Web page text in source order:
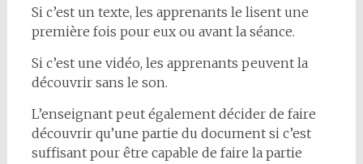
Si c’est un texte, les apprenants le lisent une
première fois pour eux ou avant la séance.
Si c’est une vidéo, les apprenants peuvent la
découvrir sans le son.
L’enseignant peut également décider de faire
découvrir qu’une partie du document si c’est
suffisant pour être capable de faire la partie